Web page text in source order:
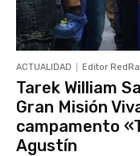
ACTUALIDAD Editor
Tarek William
Gran Misión
campamento
Agustín